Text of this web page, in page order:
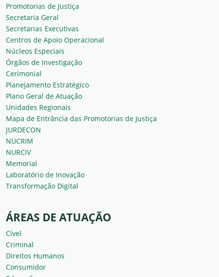
Promotorias de Justiça
Secretaria Geral
Secretarias Executivas
Centros de Apoio Operacional
Núcleos Especiais
Órgãos de Investigação
Cerimonial
Planejamento Estratégico
Plano Geral de Atuação
Unidades Regionais
Mapa de Entrância das Promotorias de Justiça
JURDECON
NUCRIM
NURCIV
Memorial
Laboratório de Inovação
Transformação Digital
ÁREAS DE ATUAÇÃO
Cível
Criminal
Direitos Humanos
Consumidor